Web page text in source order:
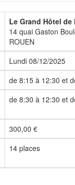
Le Grand Hôtel de
14 quai Gaston
ROUEN
Lundi 08/12/2025
de 8:15 à 12:30 et
de 8:30 à 12:30 et
300,00 €
14 places